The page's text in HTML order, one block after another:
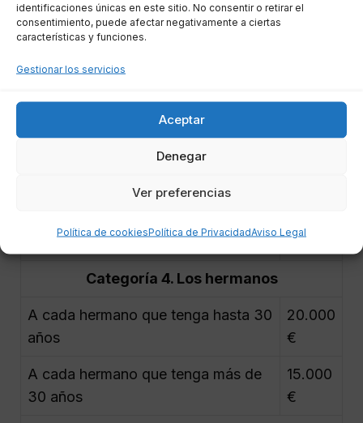
identificaciones únicas en este sitio. No consentir o retirar el
consentimiento, puede afectar negativamente a ciertas
características y funciones.
Gestionar los servicios
Aceptar
Denegar
Ver preferencias
Política de cookiesPolítica de PrivacidadAviso Legal
A cada hijo que tenga desde 14
hasta 20 años
A cada hijo que tenga desde 20
hasta 30 años
€
A cada hijo que tenga más de 30
20.000
A cada nieto, solo en caso de
abuelo fallecido
€
Categoría 4. Los hermanos
A cada hermano que tenga hasta 30
años
20.000
€
A cada hermano que tenga más de
30 años
15.000
€